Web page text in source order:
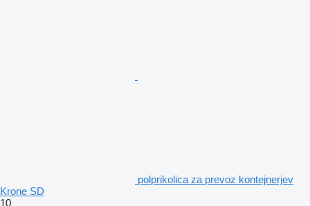
polprikolica za prevoz kontejnerjev
Krone SD
10